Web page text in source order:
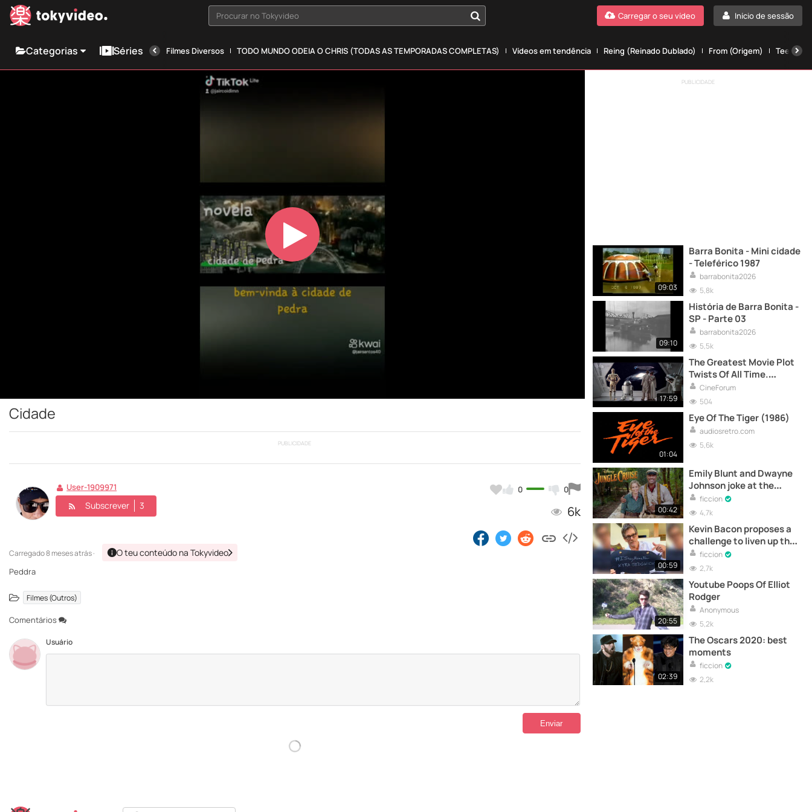
Procurar no Tokyvideo Início de sessão
Carregar o seu vídeo
Categorias Séries Filmes Diversos TODO MUNDO ODEIA O CHRIS (TODAS AS TEMPORADAS COMPLETAS) Vídeos em tendência Reing (Reinado Dublado) From (Origem) Teen
Play
Video
Cidade
PUBLICIDADE
0 0
6k
User-1909971
Subscrever 3
Carregado8 meses atrás · O teu conteúdo na Tokyvideo
Peddra
Filmes (Outros)
Comentários
Usuário
PUBLICIDADE
09:03
Barra Bonita - Mini cidade
- Teleférico 1987
barrabonita2026
5,8k
09:10
História de Barra Bonita -
SP - Parte 03
barrabonita2026
5,5k
17:59
The Greatest Movie Plot
Twists Of All Time.
SPOILERS!!!!
CineForum
504
01:04
Eye Of The Tiger (1986)
audiosretro.com
5,6k
00:42
Emily Blunt and Dwayne
Johnson joke at the
'Jungle Cruise'
presentation
ficcion
4,7k
00:59
Kevin Bacon proposes a
challenge to liven up the
quarantine
ficcion
2,7k
20:55
Youtube Poops Of Elliot
Rodger
Anonymous
5,2k
02:39
The Oscars 2020: best
moments
ficcion
2,2k